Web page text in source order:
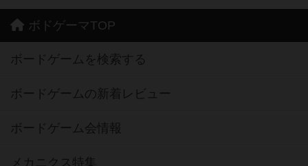
ボドゲーマTOP
ボードゲームを検索する
ボードゲームの新着レビュー
ボードゲーム会情報
メカニクス特集